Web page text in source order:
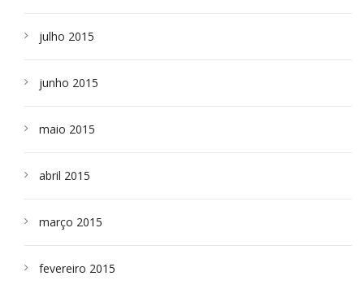
julho 2015
junho 2015
maio 2015
abril 2015
março 2015
fevereiro 2015